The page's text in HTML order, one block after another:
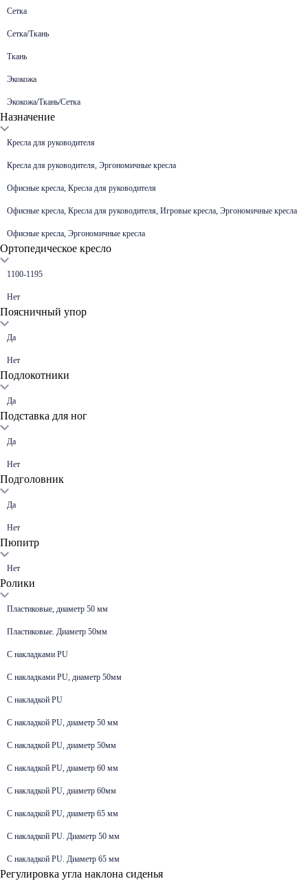
Сетка
Сетка/Ткань
Ткань
Экокожа
Экокожа/Ткань/Сетка
Назначение
Кресла для руководителя
Кресла для руководителя, Эргономичные кресла
Офисные кресла, Кресла для руководителя
Офисные кресла, Кресла для руководителя, Игровые кресла, Эргономичные кресла
Офисные кресла, Эргономичные кресла
Ортопедическое кресло
1100-1195
Нет
Поясничный упор
Да
Нет
Подлокотники
Да
Подставка для ног
Да
Нет
Подголовник
Да
Нет
Пюпитр
Нет
Ролики
Пластиковые, диаметр 50 мм
Пластиковые. Диаметр 50мм
С накладками PU
С накладками PU, диаметр 50мм
С накладкой PU
С накладкой PU, диаметр 50 мм
С накладкой PU, диаметр 50мм
С накладкой PU, диаметр 60 мм
С накладкой PU, диаметр 60мм
С накладкой PU, диаметр 65 мм
С накладкой PU. Диаметр 50 мм
С накладкой PU. Диаметр 65 мм
Регулировка угла наклона сиденья